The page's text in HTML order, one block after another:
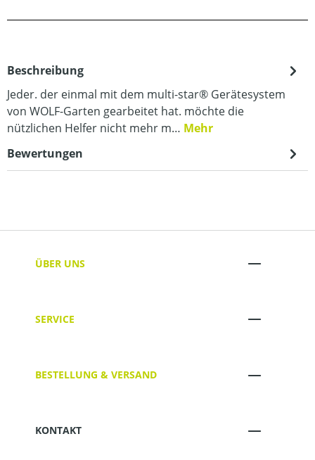
Beschreibung
Jeder. der einmal mit dem multi-star® Gerätesystem
von WOLF-Garten gearbeitet hat. möchte die
nützlichen Helfer nicht mehr m… Mehr
Bewertungen
ÜBER UNS
SERVICE
BESTELLUNG & VERSAND
KONTAKT